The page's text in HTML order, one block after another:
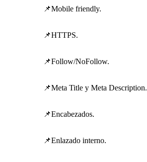
📌Mobile friendly.
📌HTTPS.
📌Follow/NoFollow.
📌Meta Title y Meta Description.
📌Encabezados.
📌Enlazado interno.